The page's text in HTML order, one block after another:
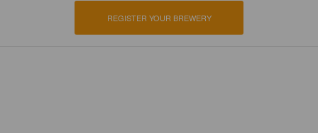
REGISTER YOUR BREWERY